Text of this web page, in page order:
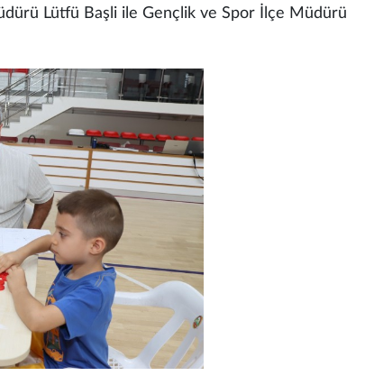
Lütfü Başli ile Gençlik ve Spor İlçe Müdürü